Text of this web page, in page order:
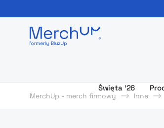
Odzież reklamowa z nadrukiem i
Święta ’26
MerchUp - merch firmowy Inne